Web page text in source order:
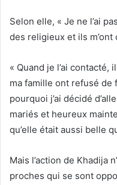
Selon elle, « Je ne l’ai
des religieux et ils m’ont
« Quand je l’ai contacté,
ma famille ont refusé de
pourquoi j’ai décidé
mariés et heureux
qu’elle était aussi belle
Mais l’action de Khadija
proches qui se sont